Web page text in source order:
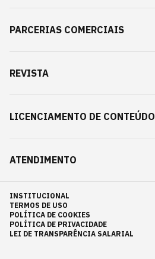
PARCERIAS COMERCIAIS
REVISTA
LICENCIAMENTO DE CONTEÚDO
ATENDIMENTO
INSTITUCIONAL
TERMOS DE USO
POLÍTICA DE COOKIES
POLÍTICA DE PRIVACIDADE
LEI DE TRANSPARÊNCIA SALARIAL